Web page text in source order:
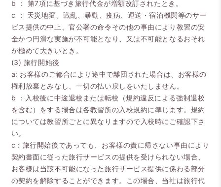
b ： 第7項に基づき旅行代金が増額改訂されたとき。
c ： 天災地変、戦乱、暴動、疫病、運送・宿泊機関等のサー
ビス提供の中止、官公署の命令その他の事由により教習の安
全かつ円滑な実施が不可能となり、又は不可能となるおそれ
が極めて大きいとき。
(3) 旅行開始後
a: お客様のご都合により途中で離団された場合は、お客様の
権利放棄とみなし、一切の払い戻しをいたしません。
b ：入校後に中途退校または転校（規約違反による強制退校
を含む）をする場合は各教習所の入校規約に準じます。規約
については教習所ごとに異なりますので入校時にご確認下さ
い。
c：旅行開始後であっても、お客様の責に帰さない事由により
契約書面に従った旅行サービスの提供を受けられない場合、
お客様は当該不可能になった旅行サービス提供に係わる部分
の契約を解除することができます。この場合、当社は旅行代